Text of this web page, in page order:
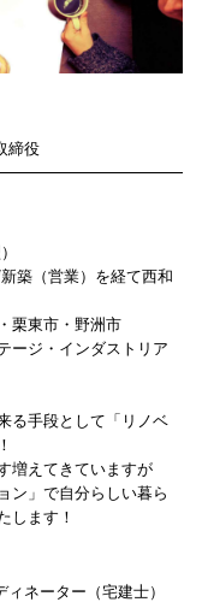
締役
築（営業）を経て西和
栗東市・野洲市
ージ・インダストリア
る手段として「リノベ
増えてきていますが
ン」で自分らしい暮ら
します！
ィネーター（宅建士）